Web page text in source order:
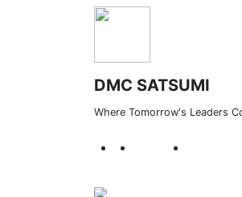
DMC SATSUMI
Where Tomorrow's Leaders
PROFIL VISI